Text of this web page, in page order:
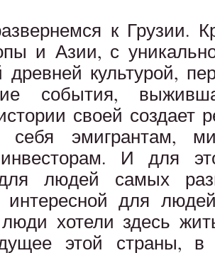
к Грузии.
и Азии, с
древней культурой,
события,
своей создает
себя эмигрантам,
И для
людей самых
интересной для
хотели здесь
этой страны, в